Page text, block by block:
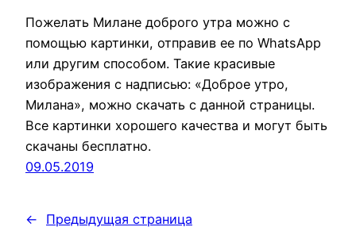
Пожелать Милане доброго утра можно с
помощью картинки, отправив ее по WhatsApp
или другим способом. Такие красивые
изображения с надписью: «Доброе утро,
Милана», можно скачать с данной страницы.
Все картинки хорошего качества и могут быть
скачаны бесплатно.
09.05.2019
← Предыдущая страница